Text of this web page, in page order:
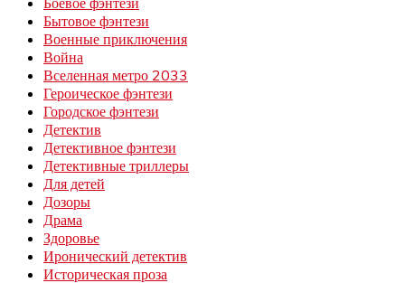
Бытовое фэнтези
Военные приключения
Война
Вселенная метро 2033
Героическое фэнтези
Городское фэнтези
Детектив
Детективное фэнтези
Детективные триллеры
Для детей
Дозоры
Драма
Здоровье
Иронический детектив
Историческая проза